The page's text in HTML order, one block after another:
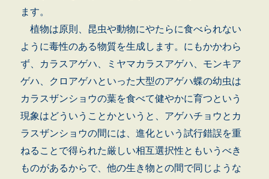
ます。
植物は原則、昆虫や動物にやたらに食べられない
ように毒性のある物質を生成します。にもかかわら
ず、カラスアゲハ、ミヤマカラスアゲハ、モンキア
ゲハ、クロアゲハといった大型のアゲハ蝶の幼虫は
カラスザンショウの葉を食べて健やかに育つという
現象はどういうことかというと、アゲハチョウとカ
ラスザンショウの間には、進化という試行錯誤を重
ねることで得られた厳しい相互選択性ともいうべき
ものがあるからで、他の生き物との間で同じような